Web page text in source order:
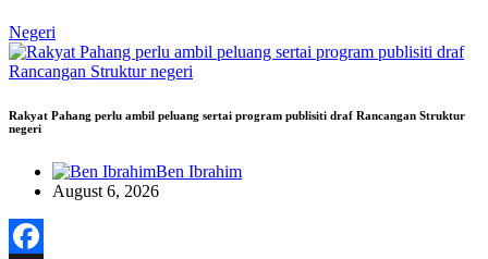
Negeri
Rakyat Pahang perlu ambil peluang sertai program publisiti draf Rancangan Struktur
negeri
Ben Ibrahim
August 6, 2026